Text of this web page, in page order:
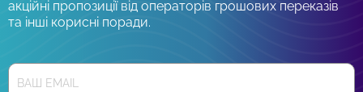
акційні пропозиції від операторів грошових переказів
та інші корисні поради.